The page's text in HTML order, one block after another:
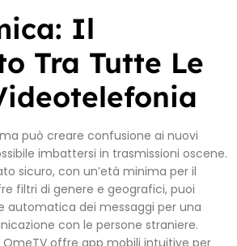
Il
Tra Tutte Le
può creare confusione ai nuovi
imbattersi in trasmissioni oscene.
sicuro, con un’età minima per il
filtri di genere e geografici, puoi
automatica dei messaggi per una
con le persone straniere.